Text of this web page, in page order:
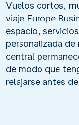
Vuelos cortos,
viaje Europe
espacio,
personalizada
central
de modo que
relajarse antes